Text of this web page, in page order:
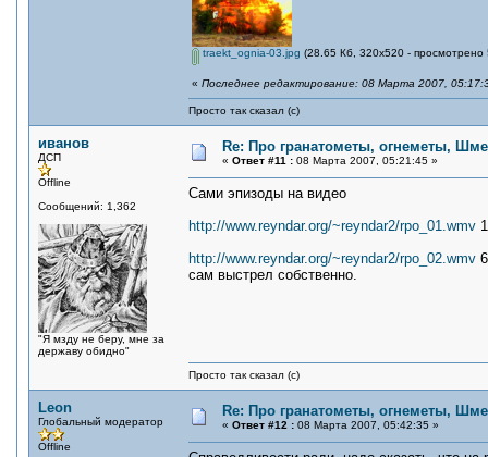
traekt_ognia-03.jpg (28.65 Кб, 320x520 - просмотрено
« Последнее редактирование: 08 Марта 2007,
Просто так сказал (с)
иванов
ДСП
Offline
Сообщений: 1,362
"Я мзду не беру, мне за
державу обидно"
Re: Про гранатометы, огнеметы,
« Ответ #11 : 08 Марта 2007, 05:21:45 »
Сами эпизоды на видео
http://www.reyndar.org/~reyndar2/rpo_01.wmv
http://www.reyndar.org/~reyndar2/rpo_02.wmv
сам выстрел собственно.
Просто так сказал (с)
Leon
Глобальный модератор
Offline
Re: Про гранатометы, огнеметы,
« Ответ #12 : 08 Марта 2007, 05:42:35 »